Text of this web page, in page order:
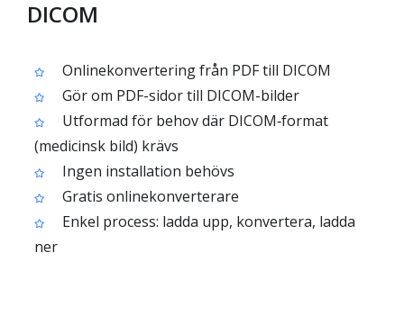
DICOM
Onlinekonvertering från PDF till DICOM
Gör om PDF-sidor till DICOM-bilder
Utformad för behov där DICOM‑format
(medicinsk bild) krävs
Ingen installation behövs
Gratis onlinekonverterare
Enkel process: ladda upp, konvertera, ladda
ner